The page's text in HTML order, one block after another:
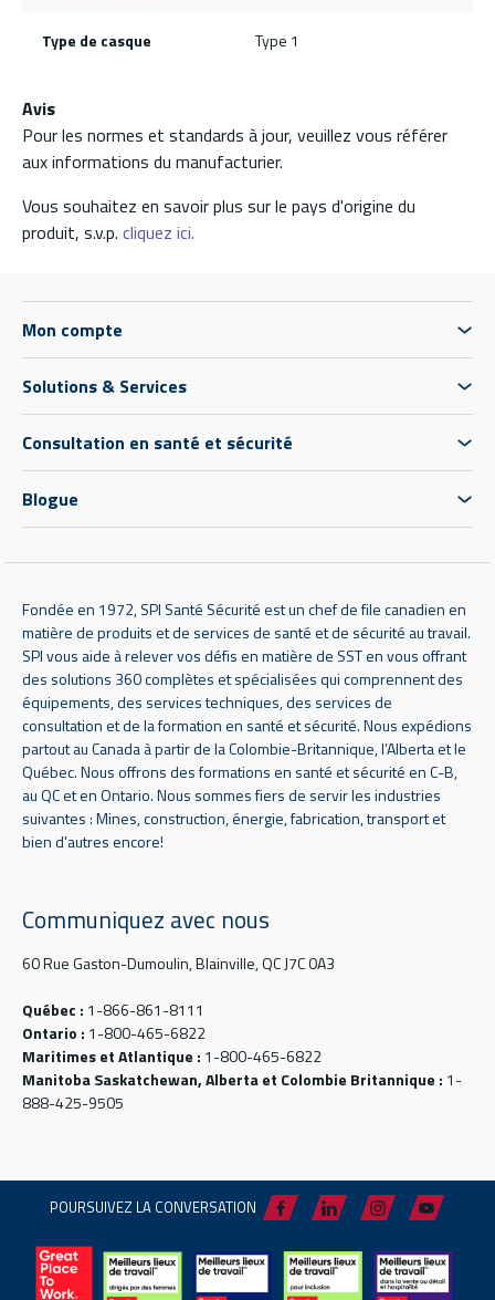
Type de casque Type 1
Avis
Pour les normes et standards à jour, veuillez vous référer
aux informations du manufacturier.
Vous souhaitez en savoir plus sur le pays d'origine du
produit, s.v.p. cliquez ici.
Mon compte
Solutions & Services
Consultation en santé et sécurité
Blogue
Fondée en 1972, SPI Santé Sécurité est un chef de file canadien en
matière de produits et de services de santé et de sécurité au travail.
SPI vous aide à relever vos défis en matière de SST en vous offrant
des solutions 360 complètes et spécialisées qui comprennent des
équipements, des services techniques, des services de
consultation et de la formation en santé et sécurité. Nous expédions
partout au Canada à partir de la Colombie-Britannique, l’Alberta et le
Québec. Nous offrons des formations en santé et sécurité en C-B,
au QC et en Ontario. Nous sommes fiers de servir les industries
suivantes : Mines, construction, énergie, fabrication, transport et
bien d'autres encore!
Communiquez avec nous
60 Rue Gaston-Dumoulin, Blainville, QC J7C 0A3
Québec : 1-866-861-8111
Ontario : 1-800-465-6822
Maritimes et Atlantique : 1-800-465-6822
Manitoba Saskatchewan, Alberta et Colombie Britannique : 1-
888-425-9505
POURSUIVEZ LA CONVERSATION